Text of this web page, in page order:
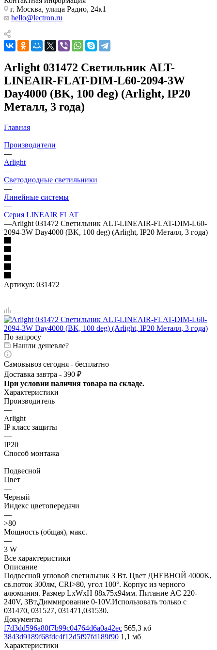
г. Москва, улица Радио, 24к1
hello@lectron.ru
Arlight 031472 Светильник ALT-
LINEAIR-FLAT-DIM-L60-2094-3W
Day4000 (BK, 100 deg) (Arlight, IP20
Металл, 3 года)
Главная
—
Производители
—
Arlight
—
Светодиодные светильники
—
Линейные системы
—
Серия LINEAIR FLAT
—Arlight 031472 Светильник ALT-LINEAIR-FLAT-DIM-L60-
2094-3W Day4000 (BK, 100 deg) (Arlight, IP20 Металл, 3 года)
Артикул: 031472
По запросу
Нашли дешевле?
Самовывоз сегодня - бесплатно
Доставка завтра - 390 ₽
При условии наличия товара на складе.
Характеристики
Производитель
—
Arlight
IP класс защиты
—
IP20
Способ монтажа
—
Подвесной
Цвет
—
Черный
Индекс цветопередачи
—
>80
Мощность (общая), макс.
—
3 W
Все характеристики
Описание
Подвесной угловой светильник 3 Вт. Цвет ДНЕВНОЙ 4000K,
св.поток 300лм, CRI>80, угол 100°. Корпус из черного
алюминия. Размер LxWxH 88x75x94мм. Питание AC 220-
240V, 3Вт,Диммирование 0-10V.Использовать только с
031470, 031527, 031471,031530.
Документы
f7d3dd596a80f7b99c04764d6a0a42ec 565,3 кб
3843d9189f68fdc4f12d5f97fd189f90 1,1 мб
Характеристики